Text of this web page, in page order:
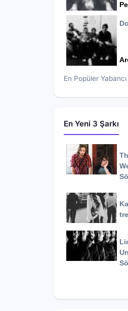
En Popüler Yabancı
En Yeni 3 Şarkı